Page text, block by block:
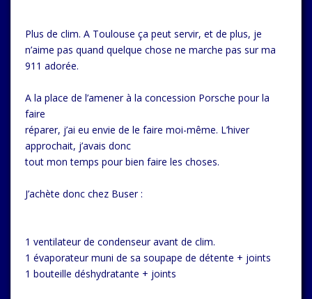
Plus de clim. A Toulouse ça peut servir, et de plus, je
n’aime pas quand quelque chose ne marche pas sur ma
911 adorée.
A la place de l’amener à la concession Porsche pour la
faire
réparer, j’ai eu envie de le faire moi-même. L’hiver
approchait, j’avais donc
tout mon temps pour bien faire les choses.
J’achète donc chez Buser :
1 ventilateur de condenseur avant de clim.
1 évaporateur muni de sa soupape de détente + joints
1 bouteille déshydratante + joints